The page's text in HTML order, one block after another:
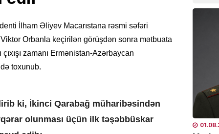
İlham Əliyev Macarıstana rəsmi səfəri
Orbanla keçirilən görüşdən sonra mətbuata
zamanı Ermənistan-Azərbaycan
toxunub.
ki, İkinci Qarabağ müharibəsindən
olunması üçün ilk təşəbbüskar